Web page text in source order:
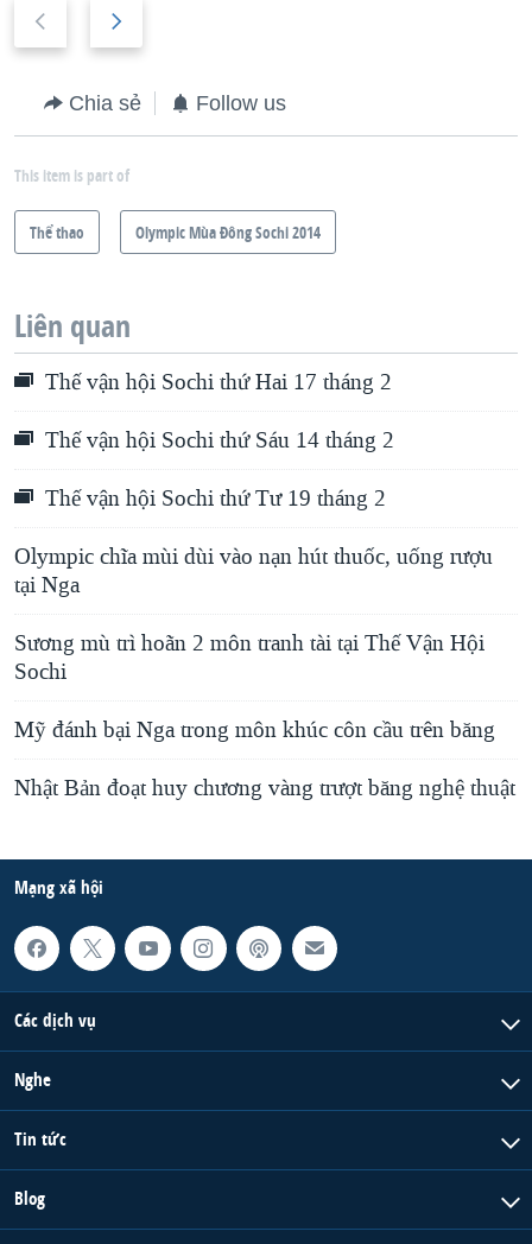
r
o
s
l
i
e
e
t
l
d
Chia sẻ Follow us
This item is part of
Thể thao Olympic Mùa Đông Sochi 2014
Liên quan
Thế vận hội Sochi thứ Hai 17 tháng 2
Thế vận hội Sochi thứ Sáu 14 tháng 2
Thế vận hội Sochi thứ Tư 19 tháng 2
Olympic chĩa mùi dùi vào nạn hút thuốc, uống rượu
tại Nga
Sương mù trì hoãn 2 môn tranh tài tại Thế Vận Hội
Sochi
Mỹ đánh bại Nga trong môn khúc côn cầu trên băng
Nhật Bản đoạt huy chương vàng trượt băng nghệ thuật
Mạng xã hội
Các dịch vụ
Nghe
Tin tức
Blog